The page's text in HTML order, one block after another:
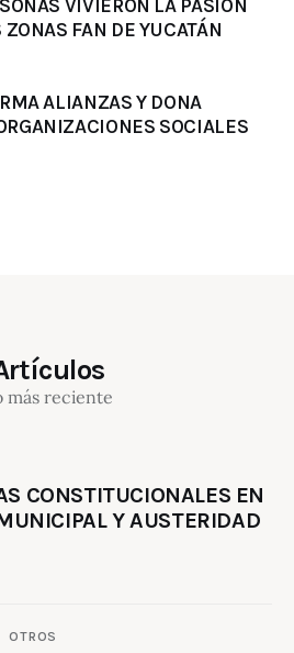
VIVIERON LA PASIÓN
FAN DE YUCATÁN
ALIANZAS Y DONA
SOCIALES
más reciente
CONSTITUCIONALES EN
Y AUSTERIDAD
OTROS